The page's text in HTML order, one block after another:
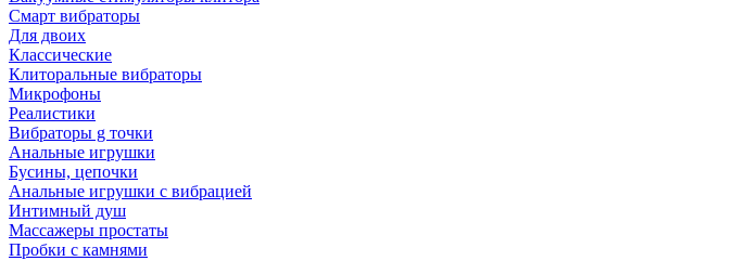
Смарт вибраторы
Для двоих
Классические
Клиторальные вибраторы
Микрофоны
Реалистики
Вибраторы g точки
Анальные игрушки
Бусины, цепочки
Анальные игрушки с вибрацией
Интимный душ
Массажеры простаты
Пробки с камнями